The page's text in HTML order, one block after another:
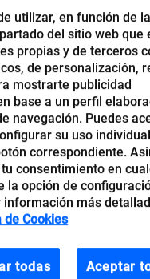
lo importante que es
florezcan.
hace referencia
denomina«efecto wow
no espera y que
añadida.
quiero invitarte a
«milla extra» a tus
solo demuestra tu
sino que también
utilizar, en función de
del sitio web que
propias y de terceros
de personalización,
mostrarte publicidad
base a un perfil
navegación. Puedes
su uso
correspondiente.
consentimiento en
la opción de
información más
de Cookies
todas Aceptar